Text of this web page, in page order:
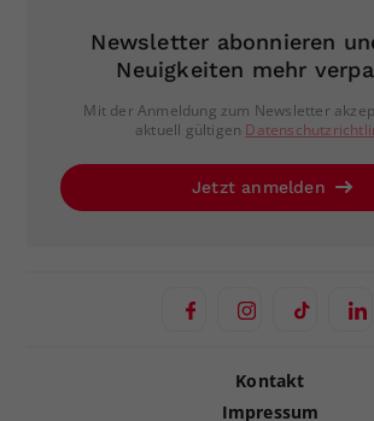
Newsletter abonnieren
Neuigkeiten mehr
Mit der Anmeldung zum Newsletter
aktuell gültigen
Jetzt anmelden
Kontakt
Impressum